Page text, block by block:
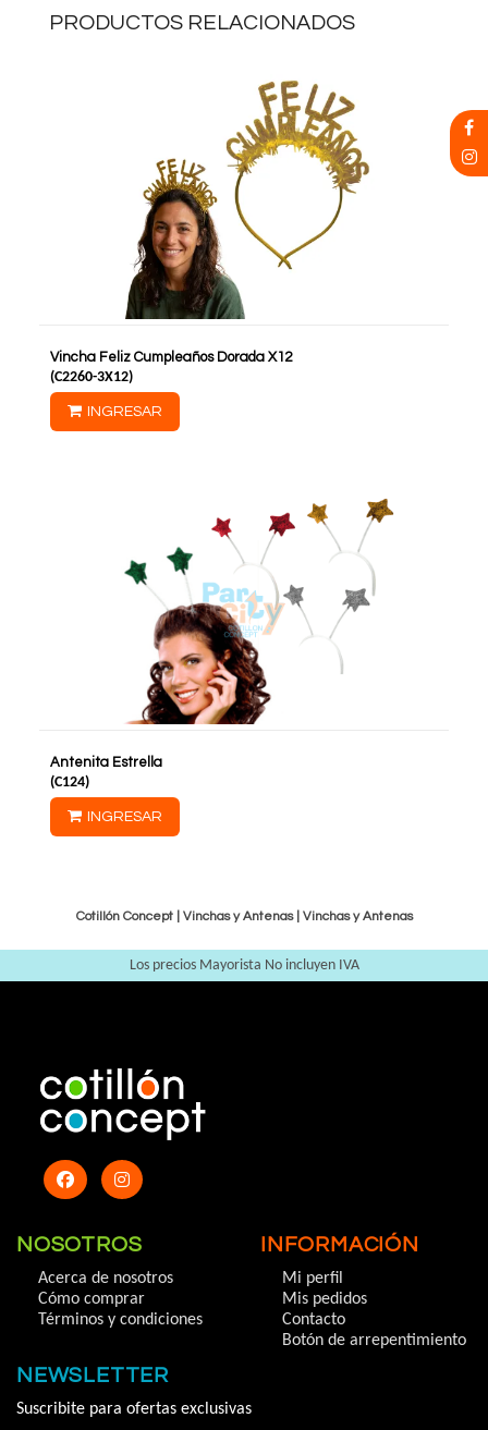
PRODUCTOS RELACIONADOS
Vincha Feliz Cumpleaños Dorada X12
(C2260-3X12)
INGRESAR
Antenita Estrella
(C124)
INGRESAR
Cotillón Concept | Vinchas y Antenas| Vinchas y Antenas
Los precios Mayorista No incluyen IVA
NOSOTROS
Acerca de nosotros
Cómo comprar
Términos y condiciones
INFORMACIÓN
Mi perfil
Mis pedidos
Contacto
Botón de arrepentimiento
NEWSLETTER
Suscribite para ofertas exclusivas